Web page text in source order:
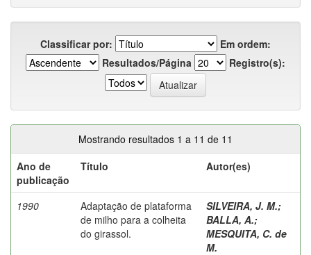
Classificar por:
Em ordem:
Resultados/Página
Registro(s):
Mostrando resultados 1 a 11 de 11
Ano de
publicação
Título Autor(es)
1990
Adaptação de plataforma
de milho para a colheita
do girassol.
SILVEIRA, J. M.;
BALLA, A.;
MESQUITA, C. de
M.